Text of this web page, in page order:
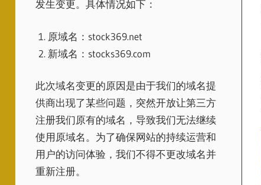
发生变更。具体情况如下：
原域名：stock369.net
新域名：stocks369.com
此次域名变更的原因是由于我们的域名提
供商出现了某些问题，突然开放让第三方
注册我们原有的域名，导致我们无法继续
使用原域名。为了确保网站的持续运营和
用户的访问体验，我们不得不更改域名并
重新注册。